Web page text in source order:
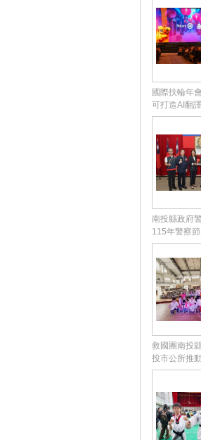
國際扶輪年
可打造AI翻
南投縣政府
115年警察
救國團南投
投市公所推